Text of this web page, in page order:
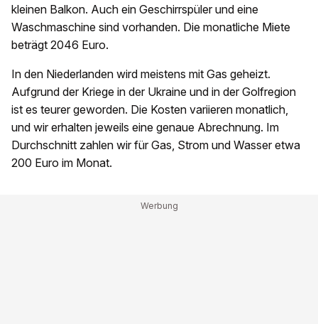
kleinen Balkon. Auch ein Geschirrspüler und eine
Waschmaschine sind vorhanden. Die monatliche Miete
beträgt 2046 Euro.
In den Niederlanden wird meistens mit Gas geheizt.
Aufgrund der Kriege in der Ukraine und in der Golfregion
ist es teurer geworden. Die Kosten variieren monatlich,
und wir erhalten jeweils eine genaue Abrechnung. Im
Durchschnitt zahlen wir für Gas, Strom und Wasser etwa
200 Euro im Monat.